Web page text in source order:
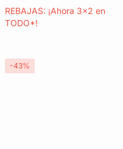
REBAJAS: ¡Ahora 3x2 en
TODO*!
-43%